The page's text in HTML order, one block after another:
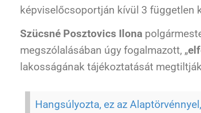
képviselőcsoportján kívül 3 független
Szücsné Posztovics Ilona
megszólalásában úgy fogalmazott, „
lakosságának tájékoztatását
Hangsúlyozta, ez az